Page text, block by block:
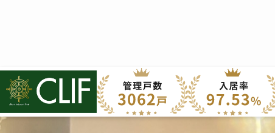
株式会社クライフ